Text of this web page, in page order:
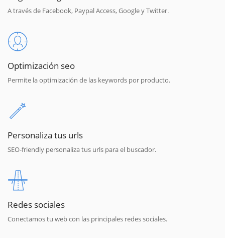
A través de Facebook, Paypal Access, Google y Twitter.
Optimización seo
Permite la optimización de las keywords por producto.
Personaliza tus urls
SEO-friendly personaliza tus urls para el buscador.
Redes sociales
Conectamos tu web con las principales redes sociales.